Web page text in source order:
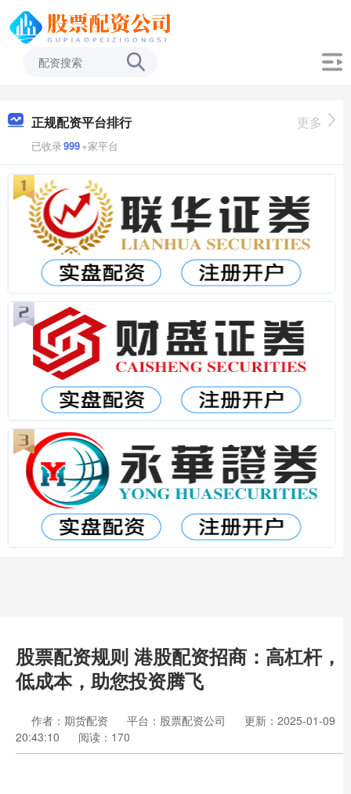
正规配资平台排行
已收录999+家平台
更多
股票配资规则 港股配资招商：高杠杆，
低成本，助您投资腾飞
作者：期货配资 平台：股票配资公司
更新：2025-01-09
20:43:10
阅读：170